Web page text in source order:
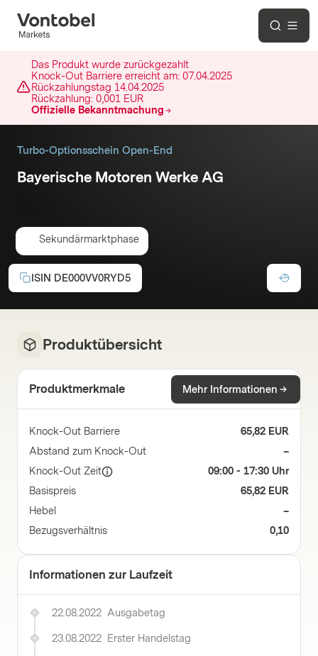
Das Produkt wurde zurückgezahlt
Knock-Out Barriere erreicht am: 07.04.2025
Rückzahlungstag 14.04.2025
Rückzahlung: 0,001 EUR
Offizielle Bekanntmachung
Turbo-Optionsschein Open-End
Bayerische Motoren Werke AG
Sekundärmarktphase
ISIN DE000VV0RYD5
Produktübersicht
Produktmerkmale Mehr Informationen
Knock-Out Barriere
65,82 EUR
Abstand zum Knock-Out
–
Knock-Out Zeit
09:00 - 17:30 Uhr
Basispreis
65,82 EUR
Hebel
–
Bezugsverhältnis
0,10
Informationen zur Laufzeit
22.08.2022 Ausgabetag
23.08.2022 Erster Handelstag